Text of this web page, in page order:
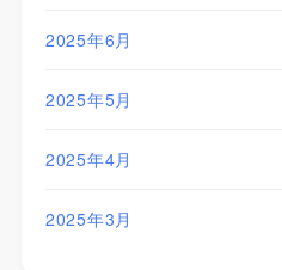
2025年6月
2025年5月
2025年4月
2025年3月